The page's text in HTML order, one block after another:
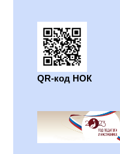
QR-код НОК